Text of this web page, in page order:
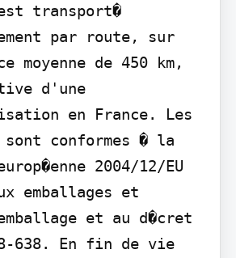
transport�
par route, sur
moyenne de 450 km,
d'une
en France. Les
sont conformes � la
2004/12/EU
emballages et
et au d�cret
638. En fin de vie